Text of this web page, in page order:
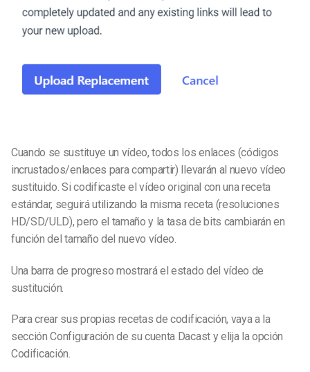
Cuando se sustituye un vídeo, todos los enlaces (códigos
incrustados/enlaces para compartir) llevarán al nuevo vídeo
sustituido. Si codificaste el vídeo original con una receta
estándar, seguirá utilizando la misma receta (resoluciones
HD/SD/ULD), pero el tamaño y la tasa de bits cambiarán en
función del tamaño del nuevo vídeo.
Una barra de progreso mostrará el estado del vídeo de
sustitución.
Para crear sus propias recetas de codificación, vaya a la
sección Configuración de su cuenta Dacast y elija la opción
Codificación.